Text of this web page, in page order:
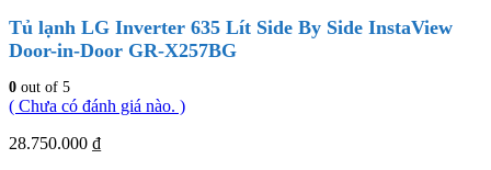
Tủ lạnh LG Inverter 635 Lít Side By Side InstaView
Door-in-Door GR-X257BG
0 out of 5
( Chưa có đánh giá nào. )
28.750.000 ₫